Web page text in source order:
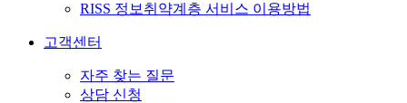
RISS 정보취약계층 서비스 이용방법
고객센터
자주 찾는 질문
상담 신청